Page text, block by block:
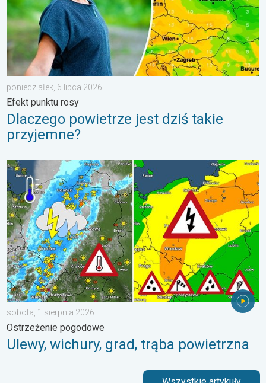
poniedziałek, 6 lipca 2026
Efekt punktu rosy
Dlaczego powietrze jest dziś takie
przyjemne?
Ulewy, wichury, grad, trąba powietrzna. Ostrzeżenie
sobota, 1 sierpnia 2026
Ostrzeżenie pogodowe
Ulewy, wichury, grad, trąba powietrzna